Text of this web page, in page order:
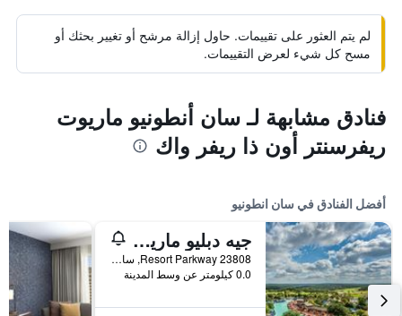
لم يتم العثور على تقييمات. حاول إزالة مرشح أو تغيير بحثك أو
مسح كل شيء لعرض التقييمات.
فنادق مشابهة لـ سان أنطونيو ماريوت
ريفرسنتر أون ذا ريفر واك
أفضل الفنادق في سان انطونيو
جيه دبليو ماريوت سان أنطونيو هيل
23808 Resort Parkway, سان انطونيو, TX, الولايات المتحدة الأميريكية
0.0 كيلومتر عن وسط المدينة